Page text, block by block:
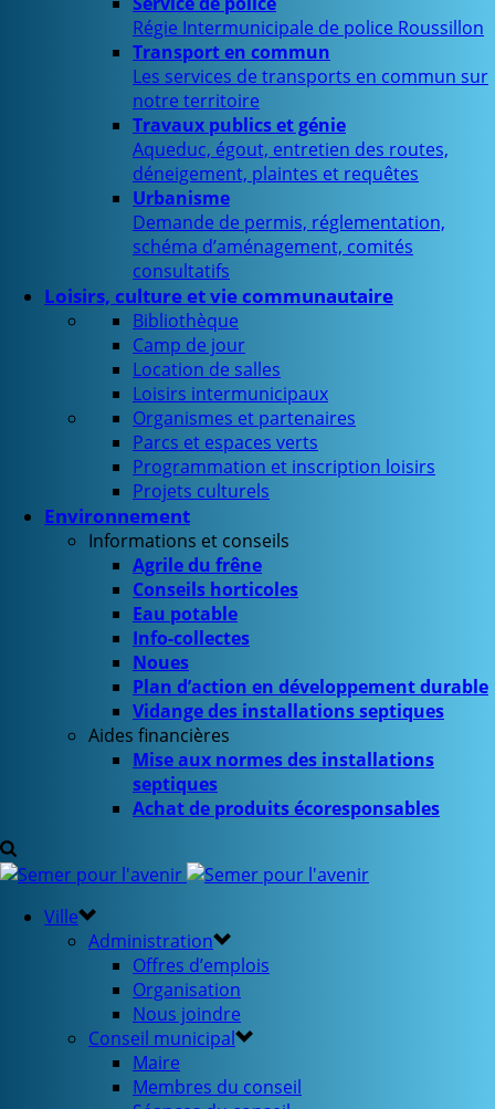
Régie Intermunicipale de police Roussillon
Transport en commun
Les services de transports en commun sur
notre territoire
Travaux publics et génie
Aqueduc, égout, entretien des routes,
déneigement, plaintes et requêtes
Urbanisme
Demande de permis, réglementation,
schéma d’aménagement, comités
consultatifs
Loisirs, culture et vie communautaire
Bibliothèque
Camp de jour
Location de salles
Loisirs intermunicipaux
Organismes et partenaires
Parcs et espaces verts
Programmation et inscription loisirs
Projets culturels
Environnement
Informations et conseils
Agrile du frêne
Conseils horticoles
Eau potable
Info-collectes
Noues
Plan d’action en développement durable
Vidange des installations septiques
Aides financières
Mise aux normes des installations
septiques
Achat de produits écoresponsables
Ville
Administration
Offres d’emplois
Organisation
Nous joindre
Conseil municipal
Maire
Membres du conseil